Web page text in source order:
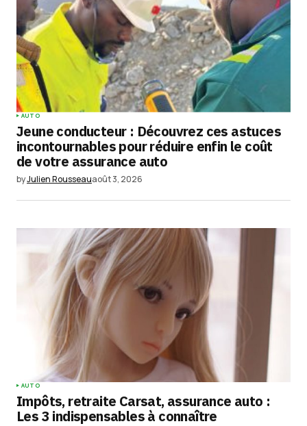
AUTO
Jeune conducteur : Découvrez ces astuces
incontournables pour réduire enfin le coût
de votre assurance auto
byJulien Rousseauaoût 3, 2026
AUTO
Impôts, retraite Carsat, assurance auto :
Les 3 indispensables à connaître